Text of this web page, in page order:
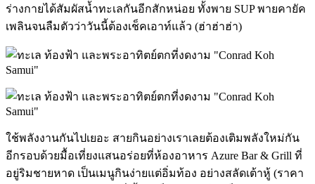
ร่างกายได้สัมผัสน้ำทะเลกันอีกสักหน่อย ทั้งพาย SUP พายคายัค
เพลินจนลืมตัวว่าวันนี้ต้องเช็คเอาท์แล้ว (ฮ่าฮ่าฮ่า)
ใช้พลังงานกันไปเยอะ สายกินอย่างเราเลยต้องเติมพลังใหม่กัน
อีกรอบด้วยมื้อเที่ยงแสนอร่อยที่ห้องอาหาร Azure Bar & Grill ที่
อยู่ริมชายหาด เป็นเมนูกินง่ายแต่อิ่มท้อง อย่างสลัดเต้าหู้ (ราคา